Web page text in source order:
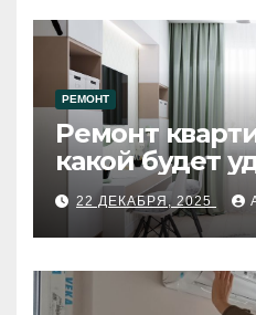
РЕМОНТ
Ремонт
какой будет
22 ДЕКАБРЯ, 2025